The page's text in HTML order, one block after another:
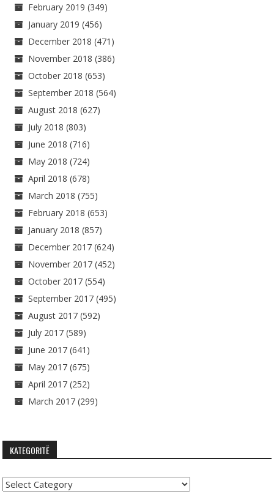
February 2019 (349)
January 2019 (456)
December 2018 (471)
November 2018 (386)
October 2018 (653)
September 2018 (564)
August 2018 (627)
July 2018 (803)
June 2018 (716)
May 2018 (724)
April 2018 (678)
March 2018 (755)
February 2018 (653)
January 2018 (857)
December 2017 (624)
November 2017 (452)
October 2017 (554)
September 2017 (495)
August 2017 (592)
July 2017 (589)
June 2017 (641)
May 2017 (675)
April 2017 (252)
March 2017 (299)
KATEGORITË
Kategoritë